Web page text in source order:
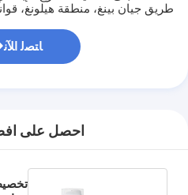
طريق جيان بينغ، منطقة هيلونغ، قوانغتشو
ﺎﺘﺼﻟ ﺍﻶﻧ
احصل على